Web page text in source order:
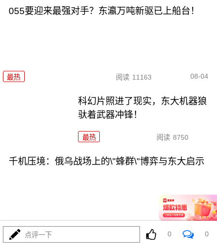
055要迎来最强对手？东瀛万吨新驱已上船台！
最热 阅读 11163 08-04
科幻片照进了现实，东大机器狼
驮着武器冲锋！
最热 阅读 8750
千机压境：俄乌战场上的\"蜂群\"博弈与东大启示
最热 阅读 8530
点评一下 0 0